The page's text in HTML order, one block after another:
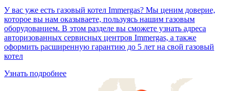
У вас уже есть газовый котел Immergas? Мы ценим доверие,
которое вы нам оказываете, пользуясь нашим газовым
оборудованием. В этом разделе вы сможете узнать адреса
авторизованных сервисных центров Immergas, а также
оформить расширенную гарантию до 5 лет на свой газовый
котел
Узнать подробнее